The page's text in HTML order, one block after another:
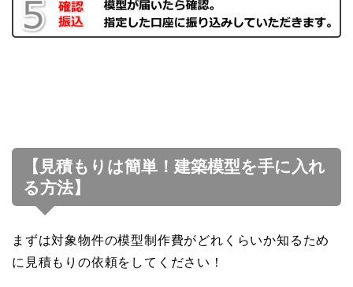
【見積もりは簡単！建築模型を手に入れ
る方法】
まずは対象物件の模型制作費がどれくらいか知るため
に見積もりの依頼をしてください！